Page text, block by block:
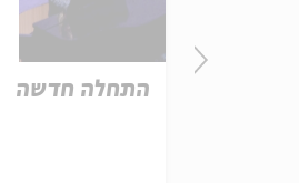
התחלה חדשה